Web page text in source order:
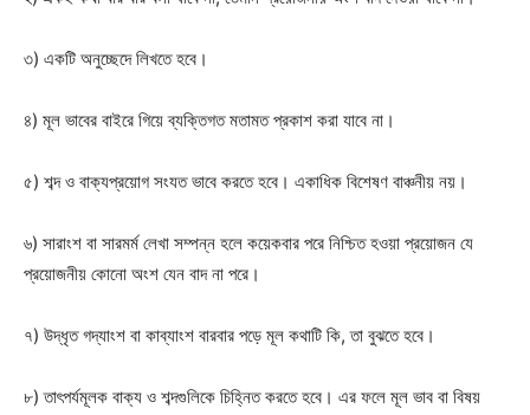
৩) একটি অনুচ্ছেদে লিখতে হবে।
৪) মূল ভাবের বাইরে গিয়ে ব্যক্তিগত মতামত প্রকাশ করা যাবে না।
৫) শব্দ ও বাক্যপ্রয়োগ সংযত ভাবে করতে হবে। একাধিক বিশেষণ বাঞ্চনীয় নয়।
৬) সারাংশ বা সারমর্ম লেখা সম্পন্ন হলে কয়েকবার পরে নিশ্চিত হওয়া প্রয়োজন যে
প্রয়োজনীয় কোনো অংশ যেন বাদ না পরে।
৭) উদ্ধৃত গদ্যাংশ বা কাব্যাংশ বারবার পড়ে মূল কথাটি কি, তা বুঝতে হবে।
৮) তাৎপর্যমূলক বাক্য ও শব্দগুলিকে চিহ্নিত করতে হবে। এর ফলে মূল ভাব বা বিষয়